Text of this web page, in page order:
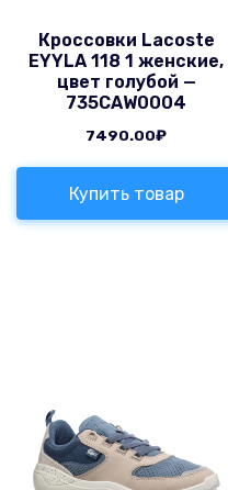
Кроссовки Lacoste
EYYLA 118 1 женские,
цвет голубой —
735CAW0004
7490.00₽
Купить товар